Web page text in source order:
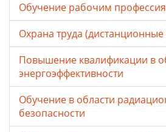
Обучение рабочим
Охрана труда (дистанционные
Повышение квалификации в
энергоэффективности
Обучение в области
безопасности